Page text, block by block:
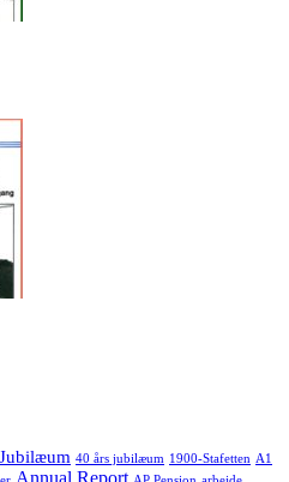
40 års jubilæum 1900-Stafetten A1